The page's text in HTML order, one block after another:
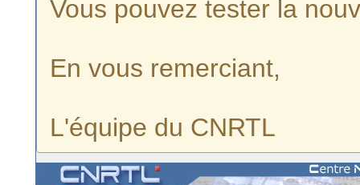
Vous pouvez tester la
En vous remerciant,
L'équipe du CNRTL